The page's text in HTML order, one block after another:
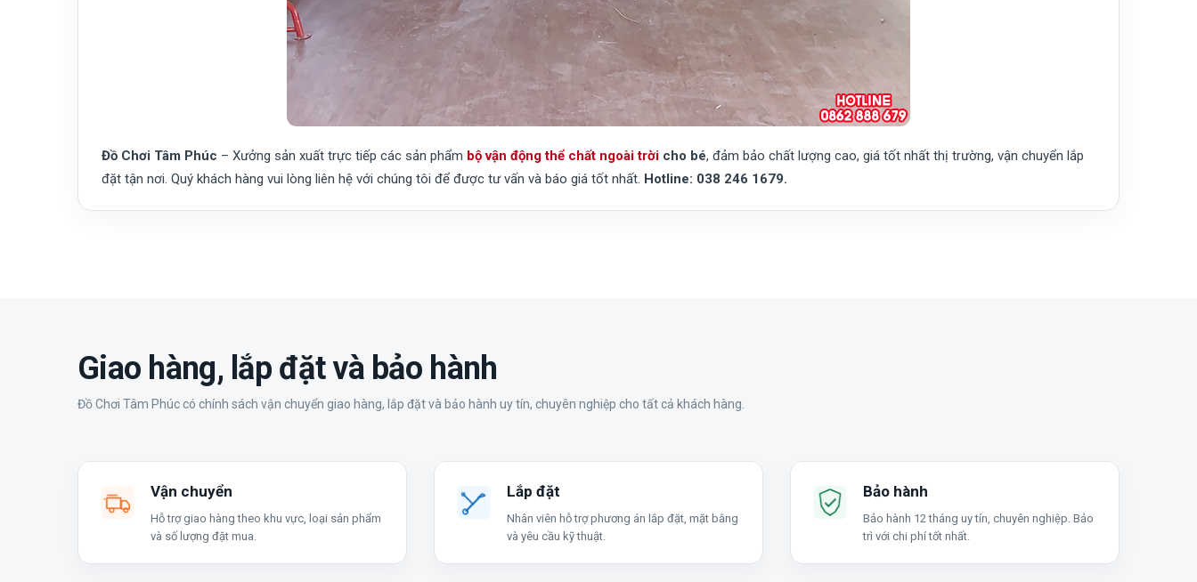
Đồ Chơi Tâm Phúc – Xưởng sản xuất trực tiếp các sản phẩm bộ vận động thể chất ngoài trời cho bé, đảm bảo chất lượng cao, giá tốt nhất thị trường, vận chuyển lắp
đặt tận nơi. Quý khách hàng vui lòng liên hệ với chúng tôi để được tư vấn và báo giá tốt nhất. Hotline: 038 246 1679.
Giao hàng, lắp đặt và bảo hành
Đồ Chơi Tâm Phúc có chính sách vận chuyển giao hàng, lắp đặt và bảo hành uy tín, chuyên nghiệp cho tất cả khách hàng.
Vận chuyển
Hỗ trợ giao hàng theo khu vực, loại sản phẩm
và số lượng đặt mua.
Lắp đặt
Nhân viên hỗ trợ phương án lắp đặt, mặt bằng
và yêu cầu kỹ thuật.
Bảo hành
Bảo hành 12 tháng uy tín, chuyên nghiệp. Bảo
trì với chi phí tốt nhất.